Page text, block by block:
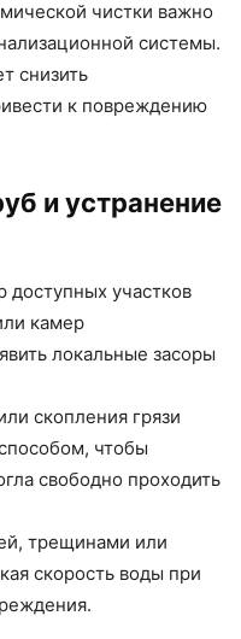
чистки важно
системы.
снизить
к повреждению
и устранение
доступных участков
камер
локальные засоры
скопления грязи
чтобы
свободно проходить
трещинами или
скорость воды при